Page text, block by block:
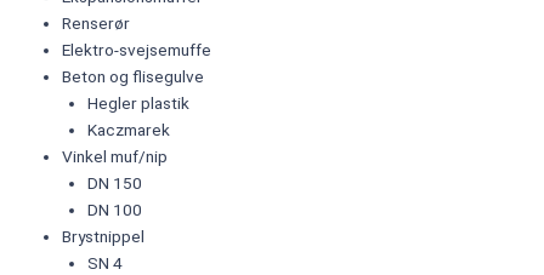
Renserør
Elektro-svejsemuffe
Beton og flisegulve
Hegler plastik
Kaczmarek
Vinkel muf/nip
DN 150
DN 100
Brystnippel
SN 4